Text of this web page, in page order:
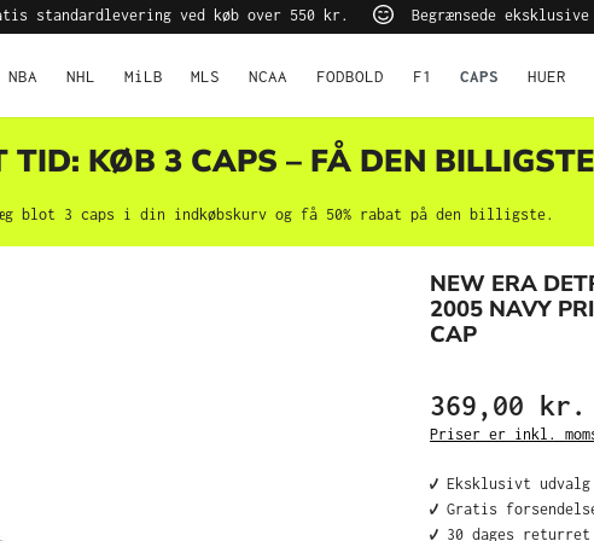
standardlevering ved køb over 550 kr. Begrænsede eksklusive
NBA NHL MiLB MLS NCAA FODBOLD F1 CAPS HUER
KØB 3 CAPS – FÅ DEN
blot 3 caps i din indkøbskurv og få 50% rabat på den billigste.
NEW ERA
2005 NAVY
CAP
369,00 kr.
Priser er inkl.
✔️ Eksklusivt udvalg
✔️ Gratis
✔️ 30 dages returret